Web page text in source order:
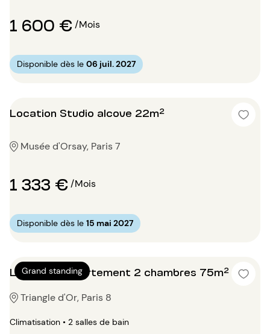
1 600 €/Mois
Disponible dès le 06 juil. 2027
Location Studio alcove 22m²
Musée d'Orsay, Paris 7
1 333 €/Mois
Disponible dès le 15 mai 2027
Grand standing
Location Appartement 2 chambres 75m²
Triangle d'Or, Paris 8
Climatisation • 2 salles de bain